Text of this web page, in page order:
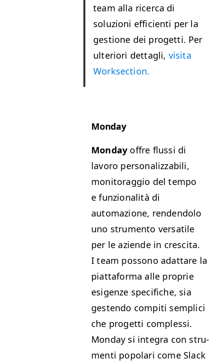
team alla ricer­ca di
soluzioni effi­ci­en­ti per la
ges­tione dei prog­et­ti. Per
ulte­ri­ori det­tagli, visi­ta
Worksection.
Mon­day
Mon­day offre flus­si di
lavoro per­son­al­iz­z­abili,
mon­i­tor­ag­gio del tem­po
e fun­zion­al­ità di
automazione, ren­den­do­lo
uno stru­men­to ver­sa­tile
per le aziende in cresci­ta.
I team pos­sono adattare la
piattafor­ma alle pro­prie
esi­gen­ze speci­fiche, sia
ges­ten­do com­pi­ti sem­pli­ci
che prog­et­ti com­p­lessi.
Mon­day si inte­gra con stru­
men­ti popo­lari come Slack